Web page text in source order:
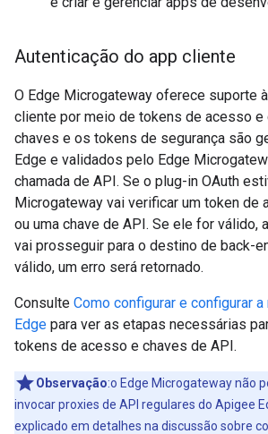
Autenticação do app cliente
O Edge Microgateway oferece suporte
cliente por meio de tokens de acesso e
chaves e os tokens de segurança são
Edge e validados pelo Edge
chamada de API. Se o plug-in OAuth
Microgateway vai verificar um token de
ou uma chave de API. Se ele for válido,
vai prosseguir para o destino de back-
válido, um erro será retornado.
Consulte Como configurar e configurar
Edge para ver as etapas necessárias
tokens de acesso e chaves de API.
Observação:o Edge Microgateway não
invocar proxies de API regulares do Apigee
explicado em detalhes na discussão sobre